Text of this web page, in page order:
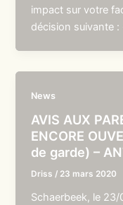
impact sur votre
décision suivante
News
AVIS AUX
ENCORE
de garde) –
Driss / 23 mars 2020
Schaerbeek, le